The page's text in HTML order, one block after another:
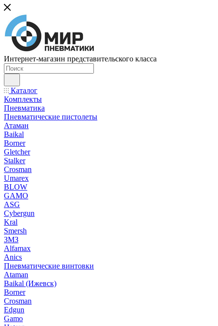
Интернет-магазин представительского класса
Каталог
Комплекты
Пневматика
Пневматические пистолеты
Атаман
Baikal
Borner
Gletcher
Stalker
Crosman
Umarex
BLOW
GAMO
ASG
Cybergun
Kral
Smersh
ЗМЗ
Alfamax
Anics
Пневматические винтовки
Ataman
Baikal (Ижевск)
Borner
Crosman
Edgun
Gamo